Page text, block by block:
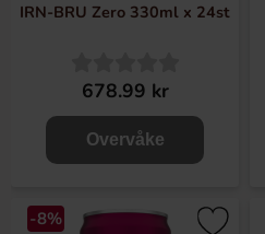
IRN-BRU Zero 330ml x 24st
678.99 kr
Overvåke
-8%